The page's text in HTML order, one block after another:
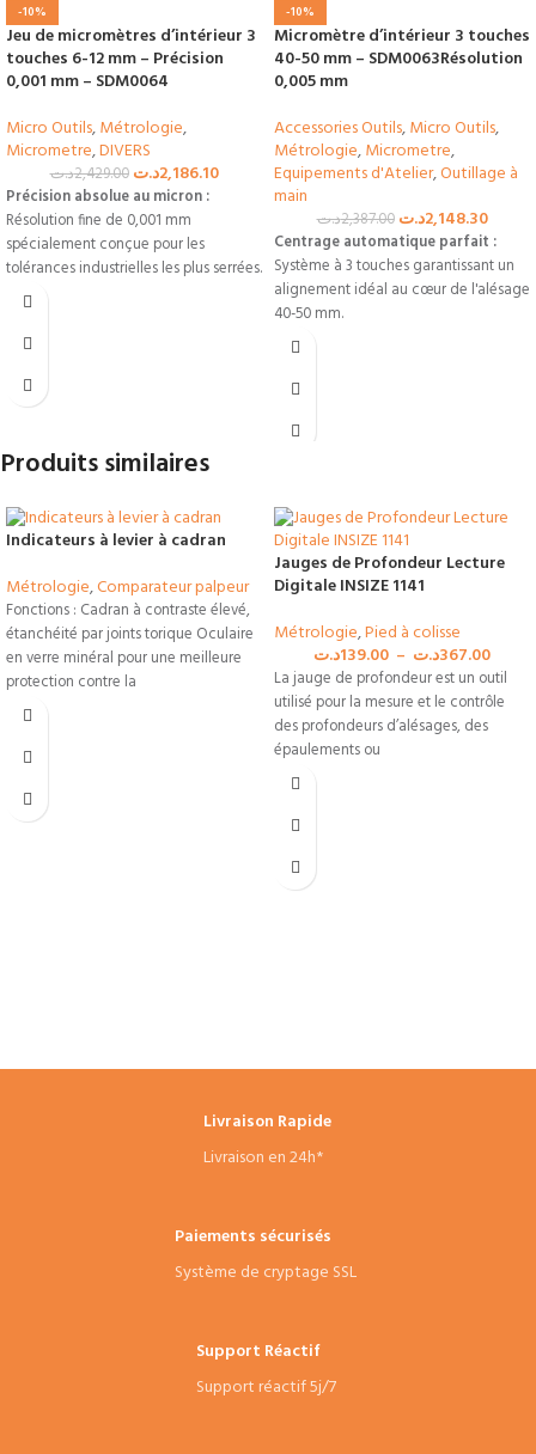
-10%
Jeu de micromètres d’intérieur 3
touches 6-12 mm – Précision
0,001 mm – SDM0064
Micro Outils,Métrologie,
Micrometre,DIVERS
2,429.00د.ت 2,186.10د.ت
Précision absolue au micron :
Résolution fine de 0,001 mm
spécialement conçue pour les
tolérances industrielles les plus serrées.
Kit complet 3-en-1 :
modules d'alésomètres
complémentaires.
variations de mesure selon l'opérateur.
-10%
Micromètre d’intérieur 3 touches
40-50 mm – SDM0063Résolution
0,005 mm
Accessories Outils,Micro Outils,
Métrologie,Micrometre,
Equipements d'Atelier,Outillage à
main
2,387.00د.ت 2,148.30د.ت
Centrage automatique parfait :
Système à 3 touches garantissant un
alignement idéal au cœur de l'alésage
40-50 mm.
Haute résistance à l'usure :
conçues pour les environnements
d'atelier intensifs.
à friction pour des mesures répétables
et constantes.
Pack prêt pour l'audit :Livré dans
son coffret de rangement rigide avec
mm.
Produits similaires
Indicateurs à levier à cadran
Métrologie,Comparateur palpeur
Fonctions : Cadran à contraste élevé,
étanchéité par joints torique Oculaire
en verre minéral pour une meilleure
protection contre la
Jauges de Profondeur Lecture
Digitale INSIZE 1141
Métrologie,Pied à colisse
139.00د.ت – 367.00د.ت
La jauge de profondeur est un outil
utilisé pour la mesure et le contrôle
des profondeurs d’alésages, des
épaulements ou
Livraison Rapide
Livraison en 24h*
Paiements sécurisés
Système de cryptage SSL
Support Réactif
Support réactif 5j/7